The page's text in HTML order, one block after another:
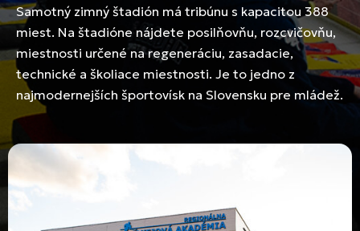
Samotný zimný štadión má tribúnu s kapacitou 388
miest. Na štadióne nájdete posilňovňu, rozcvičovňu,
miestnosti určené na regeneráciu, zasadacie,
technické a školiace miestnosti. Je to jedno z
najmodernejších športovísk na Slovensku pre mládež.